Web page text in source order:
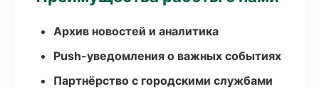
Архив новостей и аналитика
Push-уведомления о важных событиях
Партнёрство с городскими службами